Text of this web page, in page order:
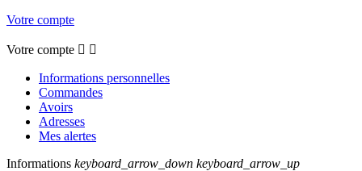
Votre compte
Votre compte  
Informations personnelles
Commandes
Avoirs
Adresses
Mes alertes
Informations keyboard_arrow_down keyboard_arrow_up